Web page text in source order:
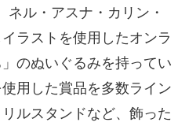
ネル・アスナ・カリン・
ラストを使用したオンラ
のぬいぐるみを持ってい
用した賞品を多数ライン
ルスタンドなど、飾った